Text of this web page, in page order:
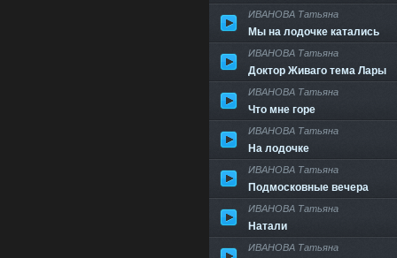
ИВАНОВА Татьяна
Мы на лодочке катались
ИВАНОВА Татьяна
Доктор Живаго тема Лары
ИВАНОВА Татьяна
Что мне горе
ИВАНОВА Татьяна
На лодочке
ИВАНОВА Татьяна
Подмосковные вечера
ИВАНОВА Татьяна
Натали
ИВАНОВА Татьяна